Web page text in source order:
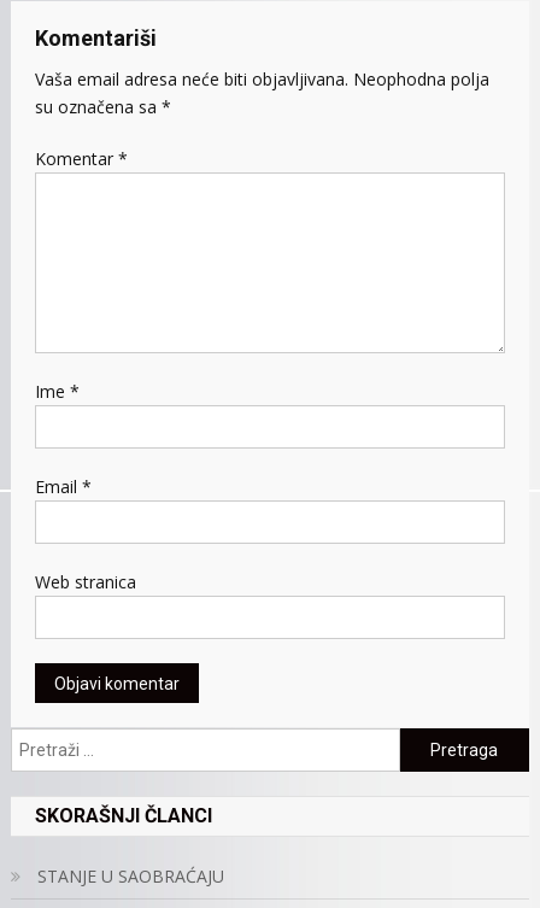
Komentariši
Vaša email adresa neće biti objavljivana. Neophodna polja
su označena sa *
Komentar *
Ime *
Email *
Web stranica
Pretraga:
SKORAŠNJI ČLANCI
STANJE U SAOBRAĆAJU